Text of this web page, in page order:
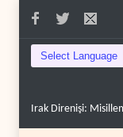
Irak Direnişi: